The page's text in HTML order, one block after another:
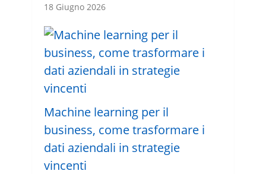
18 Giugno 2026
Machine learning per il
business, come trasformare i
dati aziendali in strategie
vincenti